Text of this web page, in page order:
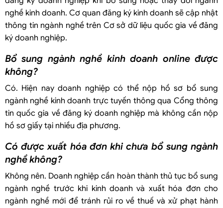
nghề kinh doanh. Cơ quan đăng ký kinh doanh sẽ cập nhật
thông tin ngành nghề trên Cơ sở dữ liệu quốc gia về đăng
ký doanh nghiệp.
Bổ sung ngành nghề kinh doanh online được
không?
Có. Hiện nay doanh nghiệp có thể nộp hồ sơ bổ sung
ngành nghề kinh doanh trực tuyến thông qua Cổng thông
tin quốc gia về đăng ký doanh nghiệp mà không cần nộp
hồ sơ giấy tại nhiều địa phương.
Có được xuất hóa đơn khi chưa bổ sung ngành
nghề không?
Không nên. Doanh nghiệp cần hoàn thành thủ tục bổ sung
ngành nghề trước khi kinh doanh và xuất hóa đơn cho
ngành nghề mới để tránh rủi ro về thuế và xử phạt hành